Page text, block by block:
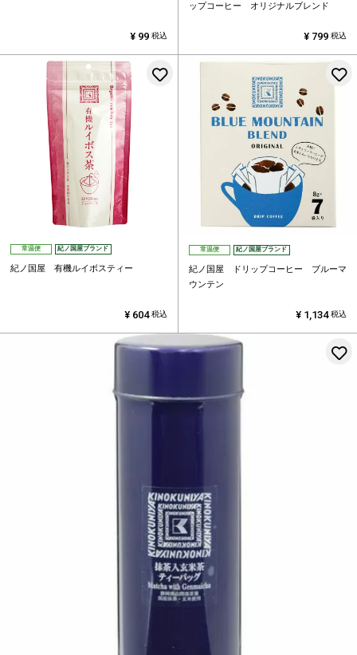
¥ 99 税込
ップコーヒー オリジナルブレンド
¥ 799 税込
常温便 紀ノ国屋ブランド
紀ノ国屋 有機ルイボスティー
¥ 604 税込
常温便 紀ノ国屋ブランド
紀ノ国屋 ドリップコーヒー ブルーマ
ウンテン
¥ 1,134 税込